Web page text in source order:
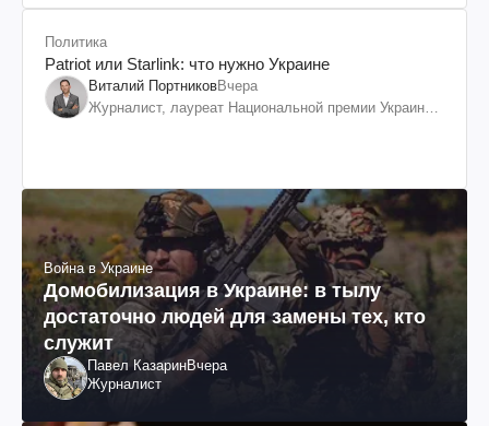
Политика
Patriot или Starlink: что нужно Украине
Виталий ПортниковВчера
Журналист, лауреат Национальной премии Украины
Война в Украине
Домобилизация в Украине: в тылу
достаточно людей для замены тех, кто
служит
Павел КазаринВчера
Журналист